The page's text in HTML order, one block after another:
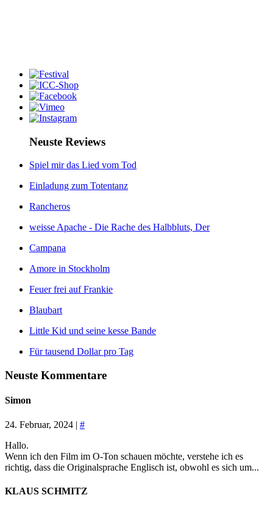
Neuste Reviews
Spiel mir das Lied vom Tod
Einladung zum Totentanz
Rancheros
weisse Apache - Die Rache des Halbbluts, Der
Campana
Amore in Stockholm
Feuer frei auf Frankie
Blaubart
Little Kid und seine kesse Bande
Für tausend Dollar pro Tag
Neuste Kommentare
Simon
24. Februar, 2024 | #
Hallo.
Wenn ich den Film im O-Ton schauen möchte, verstehe ich es
richtig, dass die Originalsprache Englisch ist, obwohl es sich um...
KLAUS SCHMITZ